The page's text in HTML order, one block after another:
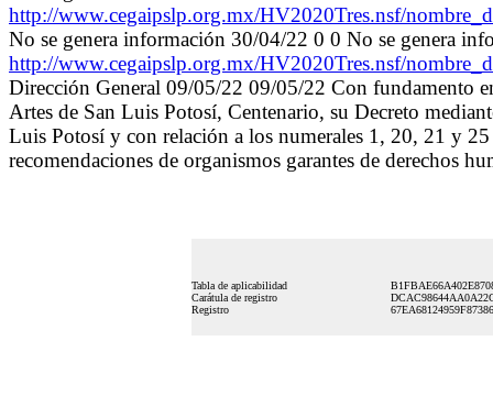
http://www.cegaipslp.org.mx/HV2020Tres.nsf/
No se genera información 30/04/22 0 0 No se genera
http://www.cegaipslp.org.mx/HV2020Tres.nsf/
Dirección General 09/05/22 09/05/22 Con fundamento
Artes de San Luis Potosí, Centenario, su Decreto
Luis Potosí y con relación a los numerales 1, 20, 21 y
recomendaciones de organismos garantes de derechos
Tabla de aplicabilidad
Carátula de registro
Registro